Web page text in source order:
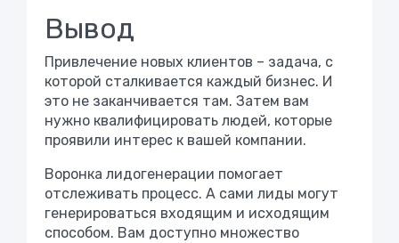
Вывод
Привлечение новых клиентов – задача, с
которой сталкивается каждый бизнес. И
это не заканчивается там. Затем вам
нужно квалифицировать людей, которые
проявили интерес к вашей компании.
Воронка лидогенерации помогает
отслеживать процесс. А сами лиды могут
генерироваться входящим и исходящим
способом. Вам доступно множество